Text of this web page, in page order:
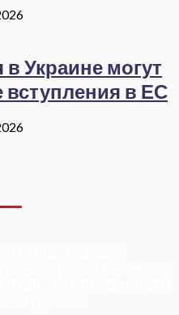
Украине могут
в ЕС